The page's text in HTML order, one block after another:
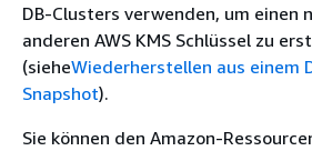
DB-Clusters verwenden, um einen
anderen AWS KMS Schlüssel zu
(sieheWiederherstellen aus einem
Snapshot).
Sie können den Amazon-